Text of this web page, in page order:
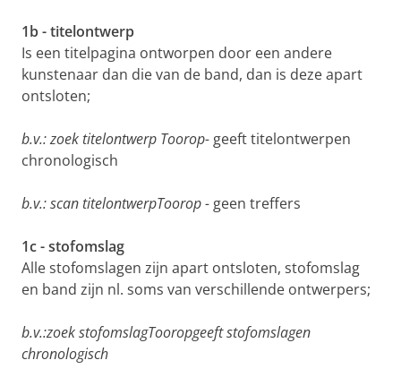
1b - titelontwerp
Is een titelpagina ontworpen door een andere
kunstenaar dan die van de band, dan is deze apart
ontsloten;
b.v.: zoek titelontwerp Toorop- geeft titelontwerpen
chronologisch
b.v.: scan titelontwerpToorop - geen treffers
1c - stofomslag
Alle stofomslagen zijn apart ontsloten, stofomslag
en band zijn nl. soms van verschillende ontwerpers;
b.v.:zoek stofomslagTooropgeeft stofomslagen
chronologisch